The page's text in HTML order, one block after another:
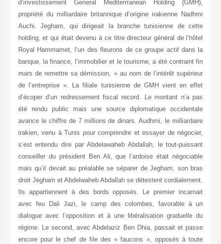
d’investissement General Mediterrranean Holding (GMH),
propriété du milliardaire britannique d’origine irakienne Nadhmi
Auchi. Jegham, qui dirigeait la branche tunisienne de cette
holding, et qui était devenu à ce titre directeur général de l’hôtel
Royal Hammamet, l’un des fleurons de ce groupe actif dans la
banque, la finance, l’immobilier et le tourisme, a été contraint fin
mars de remettre sa démission, « au nom de l’intérêt supérieur
de l’entreprise ». La filiale tunisienne de GMH vient en effet
d’écoper d’un redressement fiscal record. Le montant n’a pas
été rendu public mais une source diplomatique occidentale
avance le chiffre de 7 millions de dinars. Audhmi, le milliardaire
irakien, venu à Tunis pour comprendre et essayer de négocier,
s’est entendu dire par Abdelawaheb Abdallah, le tout-puissant
conseiller du président Ben Ali, que l’ardoise était négociable
mais qu’il devait au préalable se séparer de Jegham, son bras
droit Jegham et Abdelwaheb Abdallah se détestent cordialement.
Ils appartiennent à des bords opposés. Le premier incarnait
avec feu Dali Jazi, le camp des colombes, favorable à un
dialogue avec l’opposition et à une libéralisation graduelle du
régime. Le second, avec Abdelaziz Ben Dhia, passait et passe
encore pour le chef de file des « faucons », opposés à toute